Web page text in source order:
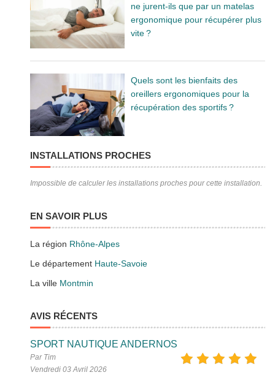
ne jurent-ils que par un matelas
ergonomique pour récupérer plus
vite ?
Quels sont les bienfaits des
oreillers ergonomiques pour la
récupération des sportifs ?
INSTALLATIONS PROCHES
Impossible de calculer les installations proches pour cette installation.
EN SAVOIR PLUS
La région Rhône-Alpes
Le département Haute-Savoie
La ville Montmin
AVIS RÉCENTS
SPORT NAUTIQUE ANDERNOS
Par Tim
Vendredi 03 Avril 2026